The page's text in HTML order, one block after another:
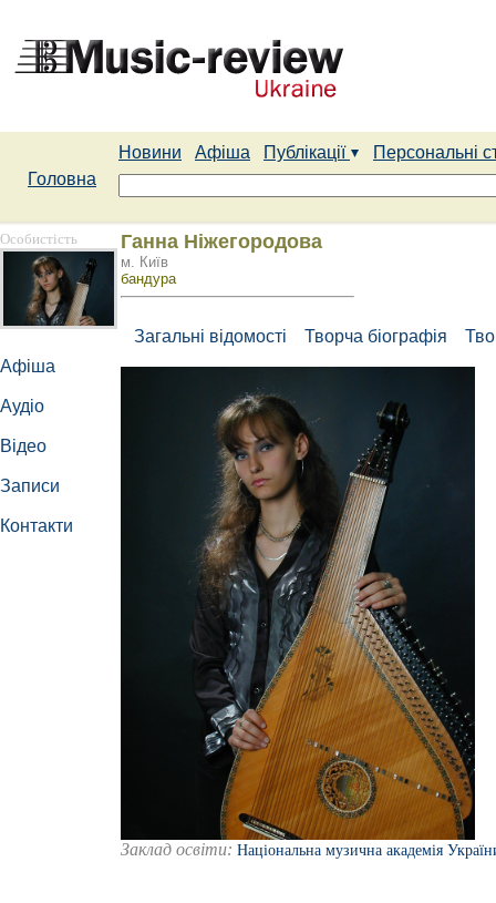
Новини Афіша Публікації
Персональні
Головна
Особистість
Афіша
Аудіо
Відео
Записи
Контакти
Ганна Ніжегородова
м. Київ
бандура
Загальні відомості Творча біографія
Заклад освіти: Національна музична академія